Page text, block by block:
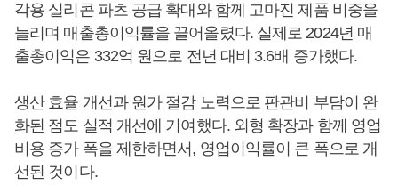
각용 실리콘 파츠 공급 확대와 함께 고마진 제품 비중을
늘리며 매출총이익률을 끌어올렸다. 실제로 2024년 매
출총이익은 332억 원으로 전년 대비 3.6배 증가했다.
생산 효율 개선과 원가 절감 노력으로 판관비 부담이 완
화된 점도 실적 개선에 기여했다. 외형 확장과 함께 영업
비용 증가 폭을 제한하면서, 영업이익률이 큰 폭으로 개
선된 것이다.